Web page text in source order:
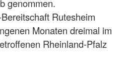
genommen.
Rutesheim
Monaten dreimal im
Rheinland-Pfalz